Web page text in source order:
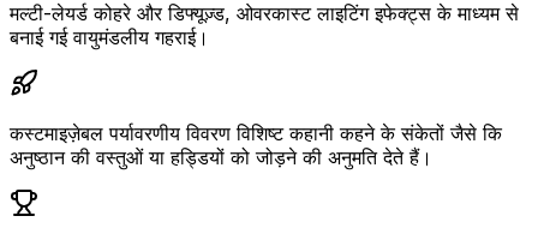
मल्टी-लेयर्ड कोहरे और डिफ्यूज़्ड, ओवरकास्ट लाइटिंग इफेक्ट्स के माध्यम से
बनाई गई वायुमंडलीय गहराई।
कस्टमाइज़ेबल पर्यावरणीय विवरण विशिष्ट कहानी कहने के संकेतों जैसे कि
अनुष्ठान की वस्तुओं या हड्डियों को जोड़ने की अनुमति देते हैं।